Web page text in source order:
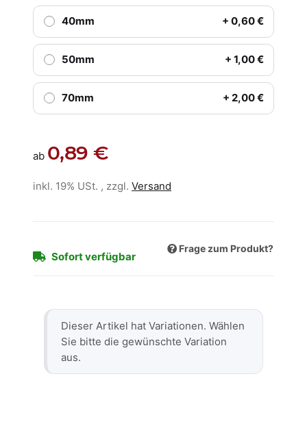
40mm + 0,60 €
50mm + 1,00 €
70mm + 2,00 €
ab 0,89 €
inkl. 19% USt. , zzgl. Versand
Sofort verfügbar
Frage zum Produkt?
x
Dieser Artikel hat Variationen. Wählen
Sie bitte die gewünschte Variation
aus.